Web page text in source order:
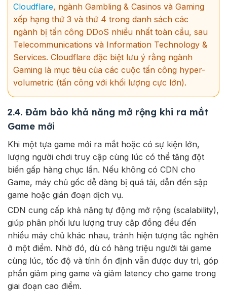
Cloudflare, ngành Gambling & Casinos và Gaming
xếp hạng thứ 3 và thứ 4 trong danh sách các
ngành bị tấn công DDoS nhiều nhất toàn cầu, sau
Telecommunications và Information Technology &
Services. Cloudflare đặc biệt lưu ý rằng ngành
Gaming là mục tiêu của các cuộc tấn công hyper-
volumetric (tấn công với khối lượng cực lớn).
2.4. Đảm bảo khả năng mở rộng khi ra mắt
Game mới
Khi một tựa game mới ra mắt hoặc có sự kiện lớn,
lượng người chơi truy cập cùng lúc có thể tăng đột
biến gấp hàng chục lần. Nếu không có CDN cho
Game, máy chủ gốc dễ dàng bị quá tải, dẫn đến sập
game hoặc gián đoạn dịch vụ.
CDN cung cấp khả năng tự động mở rộng (scalability),
giúp phân phối lưu lượng truy cập đồng đều đến
nhiều máy chủ khác nhau, tránh hiện tượng tắc nghẽn
ở một điểm. Nhờ đó, dù có hàng triệu người tải game
cùng lúc, tốc độ và tính ổn định vẫn được duy trì, góp
phần giảm ping game và giảm latency cho game trong
giai đoạn cao điểm.